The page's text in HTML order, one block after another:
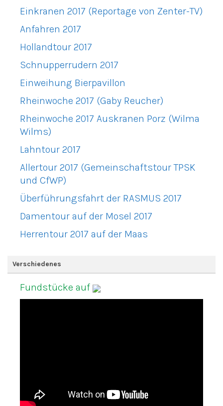
Einkranen 2017 (Reportage von Zenter-TV)
Anfahren 2017
Hollandtour 2017
Schnupperrudern 2017
Einweihung Bierpavillon
Rheinwoche 2017 (Gaby Reucher)
Rheinwoche 2017 Auskranen Porz (Wilma
Wilms)
Lahntour 2017
Allertour 2017 (Gemeinschaftstour TPSK
und CfWP)
Überführungsfahrt der RASMUS 2017
Damentour auf der Mosel 2017
Herrentour 2017 auf der Maas
Verschiedenes
Fundstücke auf